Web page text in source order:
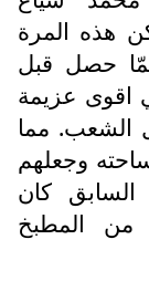
هذه المرة
حصل قبل
اقوى عزيمة
الشعب. مما
وجعلهم
كان
من المطبخ